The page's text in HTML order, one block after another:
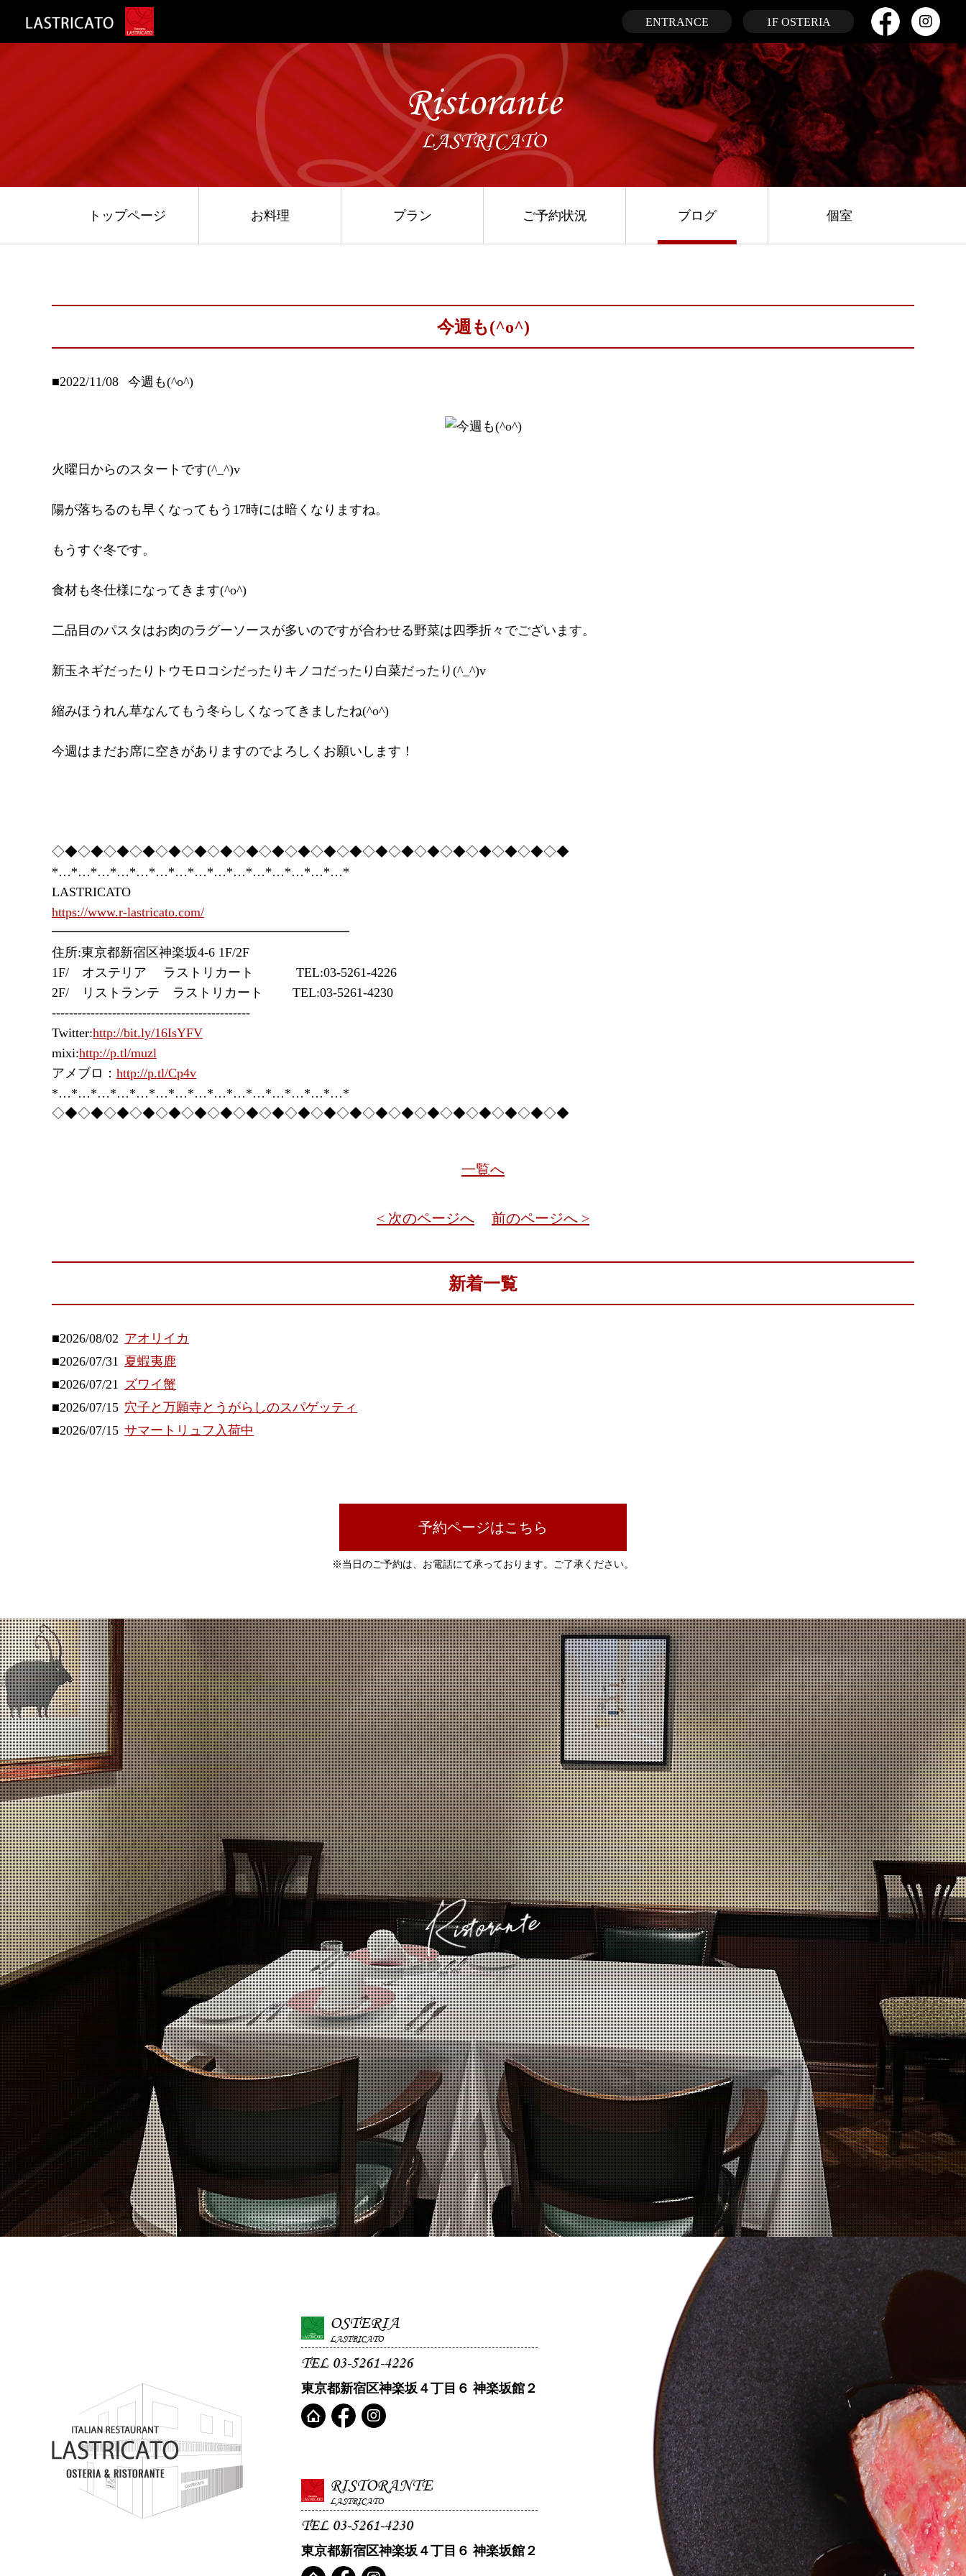
ENTRANCE 1F OSTERIA
Ristorante
LASTRICATO
トップページ お料理 プラン ご予約状況 ブログ 個室
今週も(^o^)
■2022/11/08 今週も(^o^)
火曜日からのスタートです(^_^)v
陽が落ちるのも早くなってもう17時には暗くなりますね。
もうすぐ冬です。
食材も冬仕様になってきます(^o^)
二品目のパスタはお肉のラグーソースが多いのですが合わせる野菜は四季折々でございます。
新玉ネギだったりトウモロコシだったりキノコだったり白菜だったり(^_^)v
縮みほうれん草なんてもう冬らしくなってきましたね(^o^)
今週はまだお席に空きがありますのでよろしくお願いします！
◇◆◇◆◇◆◇◆◇◆◇◆◇◆◇◆◇◆◇◆◇◆◇◆◇◆◇◆◇◆◇◆◇◆◇◆◇◆◇◆
*…*…*…*…*…*…*…*…*…*…*…*…*…*…*…*
LASTRICATO
https://www.r-lastricato.com/
━━━━━━━━━━━━━━━━━━━━━━━
住所:東京都新宿区神楽坂4-6 1F/2F
1F/ オステリア ラストリカート TEL:03-5261-4226
2F/ リストランテ ラストリカート TEL:03-5261-4230
----------------------------------------------
Twitter:http://bit.ly/16IsYFV
mixi:http://p.tl/muzl
アメブロ： http://p.tl/Cp4v
*…*…*…*…*…*…*…*…*…*…*…*…*…*…*…*
◇◆◇◆◇◆◇◆◇◆◇◆◇◆◇◆◇◆◇◆◇◆◇◆◇◆◇◆◇◆◇◆◇◆◇◆◇◆◇◆
一覧へ
< 次のページへ 前のページへ >
新着一覧
■2026/08/02 アオリイカ
■2026/07/31 夏蝦夷鹿
■2026/07/21 ズワイ蟹
■2026/07/15 穴子と万願寺とうがらしのスパゲッティ
■2026/07/15 サマートリュフ入荷中
予約ページはこちら
※当日のご予約は、お電話にて承っております。ご了承ください。
OSTERIA
LASTRICATO
TEL 03-5261-4226
東京都新宿区神楽坂４丁目６ 神楽坂館２
RISTORANTE
LASTRICATO
TEL 03-5261-4230
東京都新宿区神楽坂４丁目６ 神楽坂館２